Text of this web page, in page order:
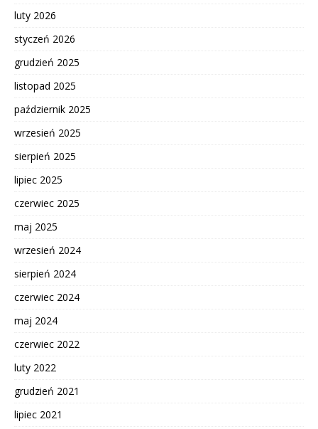
luty 2026
styczeń 2026
grudzień 2025
listopad 2025
październik 2025
wrzesień 2025
sierpień 2025
lipiec 2025
czerwiec 2025
maj 2025
wrzesień 2024
sierpień 2024
czerwiec 2024
maj 2024
czerwiec 2022
luty 2022
grudzień 2021
lipiec 2021